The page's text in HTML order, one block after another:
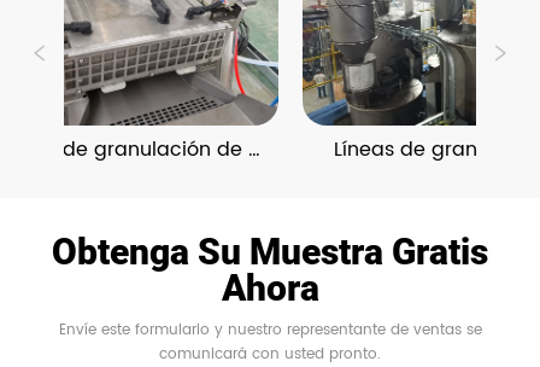
de granulación de Líneas de
Obtenga Su Muestra Gratis
Ahora
Envíe este formulario y nuestro representante de ventas se
comunicará con usted pronto.